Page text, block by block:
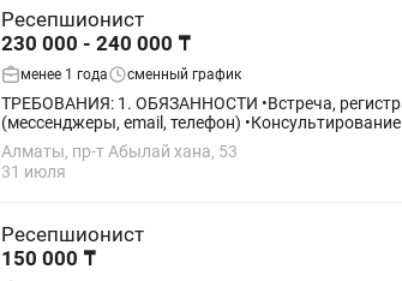
Ресепшионист
230 000 - 240 000 ₸
менее 1 года сменный график
ТРЕБОВАНИЯ: 1. ОБЯЗАННОСТИ •Встреча, регистрация, заселение и выселение гостей •Обработка входящих запросов и сообщений от гостей
(мессенджеры, email, телефон) •Консультирование
Алматы, пр-т Абылай хана, 53
31 июля
Ресепшионист
150 000 ₸